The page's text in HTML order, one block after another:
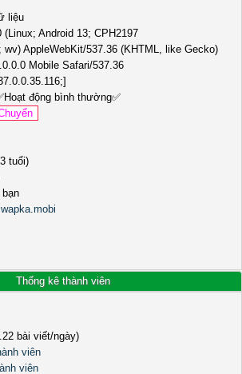
liệu
(Linux; Android 13; CPH2197
wv) AppleWebKit/537.36 (KHTML, like Gecko)
Mobile Safari/537.36
Hoạt động bình thường✅
tuổi)
Thống kê thành viên
bài viết/ngày)
viên
viên